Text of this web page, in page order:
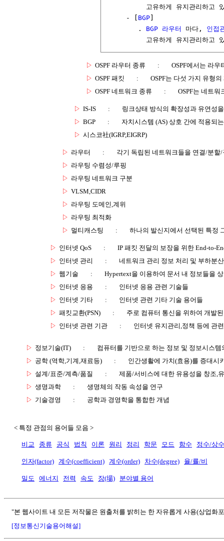
고유하게 유지관리하고
     - [
BGP]
        .
BGP 라우터 마다, 인접
▷ OSPF 라우터 종류 :
OSPF에서는 라
▷ OSPF 패킷 :
OSPF는 다섯 가지 유형
▷ OSPF 네트워크 종류 : OSPF는 네트
▷ IS-IS :
링크상태 방식의 확장성과 유연성
▷ BGP :
자치시스템 (AS) 상호 간에 적용되
▷ 시스코社(IGRP,EIGRP)
▷ 라우터 :
각기 독립된 네트워크들을 연결/분할
▷ 라우팅 수렴성/루핑
▷ 라우팅 네트워크 구분
▷ VLSM,CIDR
▷ 라우팅 도메인,계위
▷ 라우팅 최적화
▷ 멀티캐스팅 : 하나의 발신지에서 선택된 특정
▷ 인터넷 QoS :
IP 패킷 전달의 보장을 위한 End-to-
▷ 인터넷 관리 :
네트워크 관리 정보 처리 및 부하분
▷ 웹기술 :
Hypertext을 이용하여 문서 내 정보들을
▷ 인터넷 응용 :
인터넷 응용 관련 기술들
▷ 인터넷 기타 :
인터넷 관련 기타 기술 용어들
▷ 패킷교환(PSN) :
주로 컴퓨터 통신을 위하여 개발
▷ 인터넷 관련 기관 : 인터넷 유지관리,정책 등에 관
▷ 정보기술(IT) :
컴퓨터를 기반으로 하는 정보 및 정보시스템
▷ 공학 (역학,기계,재료등) :
인간생활에 가치(효용)를 증대시
▷ 설계/표준/계측/품질 :
제품/서비스에 대한 유용성을 창조,
▷ 생명과학 :
생명체의 작동 속성을 연구
▷ 기술경영 : 공학과 경영학을 통합한 개념
< 특정 관점의 용어들 모음 >
비교 종류 공식 법칙 이론 원리 정리 학문 모드 함수 정수/상수
인자(factor) 계수(coefficient) 계수(order) 차수(degree) 율/률/비
밀도 에너지 전력 속도 장(場) 분야별 용어
"본 웹사이트 내 모든 저작물은 원출처를 밝히는 한 자유롭게 사용(상업화
[정보통신기술용어해설]